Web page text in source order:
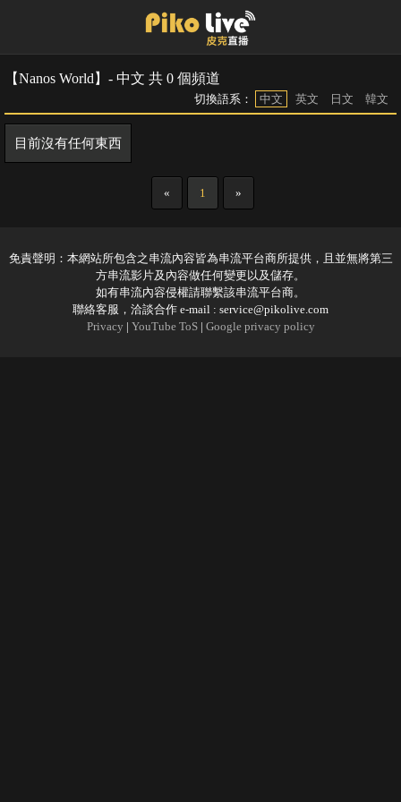
【Nanos World】- 中文 共 0 個頻道
切換語系： 中文 英文 日文 韓文
目前沒有任何東西
« 1 »
免責聲明：本網站所包含之串流內容皆為串流平台商所提供，且並無將第三
方串流影片及內容做任何變更以及儲存。
如有串流內容侵權請聯繫該串流平台商。
聯絡客服，洽談合作 e-mail : service@pikolive.com
Privacy | YouTube ToS| Google privacy policy